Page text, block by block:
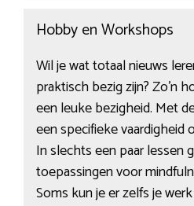
Hobby en Workshops
Wil je wat totaal nieuws
praktisch bezig zijn? Zo’n
een leuke bezigheid. Met
een specifieke vaardigheid
In slechts een paar lessen
toepassingen voor
Soms kun je er zelfs je